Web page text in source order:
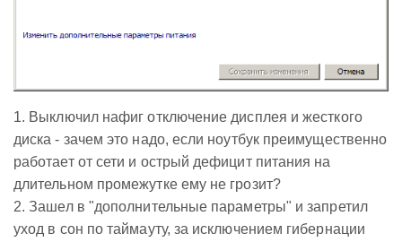
1. Выключил нафиг отключение дисплея и жесткого
диска - зачем это надо, если ноутбук преимущественно
работает от сети и острый дефицит питания на
длительном промежутке ему не грозит?
2. Зашел в "дополнительные параметры" и запретил
уход в сон по таймауту, за исключением гибернации